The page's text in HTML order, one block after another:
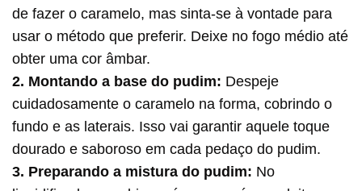
de fazer o caramelo, mas sinta-se à vontade para
usar o método que preferir. Deixe no fogo médio até
obter uma cor âmbar.
2. Montando a base do pudim: Despeje
cuidadosamente o caramelo na forma, cobrindo o
fundo e as laterais. Isso vai garantir aquele toque
dourado e saboroso em cada pedaço do pudim.
3. Preparando a mistura do pudim: No